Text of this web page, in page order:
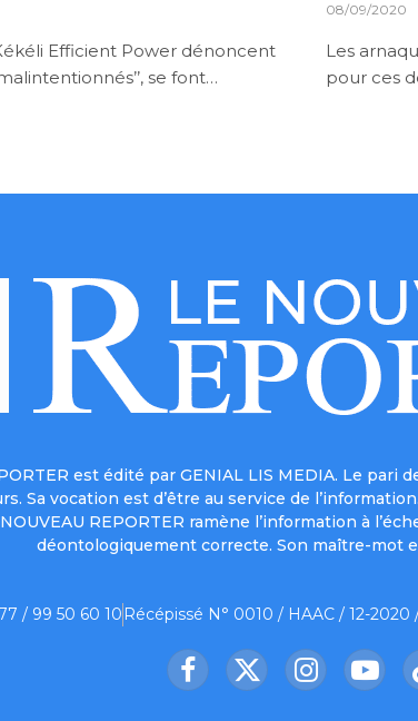
Efficient Power dénoncent
se font…
08/09/2020
Les
pour ces
est édité par GENIAL LIS MEDIA. Le
Sa vocation est d’être au service de
REPORTER ramène l’information à
déontologiquement correcte. Son maître-mot
/ 99 50 60 10 Récépissé N° 0010 / HAAC / 12-2020
Facebook
X
Instagram